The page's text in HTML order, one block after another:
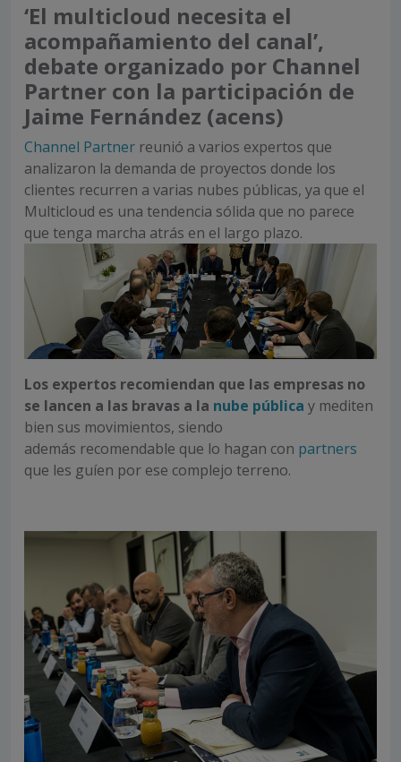
‘El multicloud necesita el
acompañamiento del canal’,
debate organizado por Channel
Partner con la participación de
Jaime Fernández (acens)
Channel Partner reunió a varios expertos que
analizaron la demanda de proyectos donde los
clientes recurren a varias nubes públicas, ya que el
Multicloud es una tendencia sólida que no parece
que tenga marcha atrás en el largo plazo.
Los expertos recomiendan que las empresas no
se lancen a las bravas a la nube pública y mediten
bien sus movimientos, siendo
además recomendable que lo hagan con partners
que les guíen por ese complejo terreno.